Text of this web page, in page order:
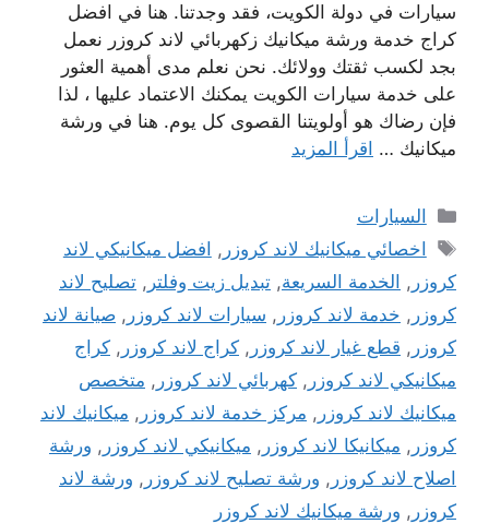
سيارات في دولة الكويت، فقد وجدتنا. هنا في افضل
كراج خدمة ورشة ميكانيك زكهربائي لاند كروزر نعمل
بجد لكسب ثقتك وولائك. نحن نعلم مدى أهمية العثور
على خدمة سيارات الكويت يمكنك الاعتماد عليها ، لذا
فإن رضاك ​​هو أولويتنا القصوى كل يوم. هنا في ورشة
ميكانيك … اقرأ المزيد
التصنيفات
السيارات
الوسوم
اخصائي ميكانيك لاند كروزر , افضل ميكانيكي لاند
كروزر , الخدمة السريعة, تبديل زيت وفلتر , تصليح لاند
كروزر , خدمة لاند كروزر , سيارات لاند كروزر , صيانة لاند
كروزر , قطع غيار لاند كروزر , كراج لاند كروزر , كراج
ميكانيكي لاند كروزر , كهربائي لاند كروزر , متخصص
ميكانيك لاند كروزر , مركز خدمة لاند كروزر , ميكانيك لاند
كروزر , ميكانيكا لاند كروزر , ميكانيكي لاند كروزر , ورشة
اصلاح لاند كروزر , ورشة تصليح لاند كروزر , ورشة لاند
كروزر , ورشة ميكانيك لاند كروزر